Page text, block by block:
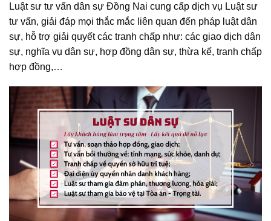
Luật sư tư vấn dân sự Đồng Nai cung cấp dịch vụ Luật sư
tư vấn, giải đáp mọi thắc mắc liên quan đến pháp luật dân
sự, hỗ trợ giải quyết các tranh chấp như: các giao dịch dân
sự, nghĩa vụ dân sự, hợp đồng dân sự, thừa kế, tranh chấp
hợp đồng,…